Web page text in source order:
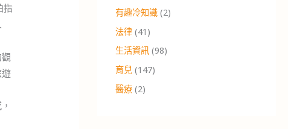
指
有趣冷知識 (2)
法律 (41)
生活資訊 (98)
育兒 (147)
醫療 (2)